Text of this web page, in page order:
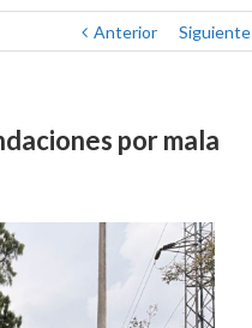
Anterior Siguiente
por mala